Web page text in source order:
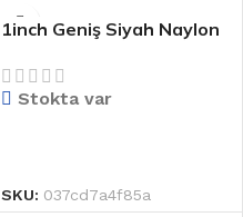
1inch Geniş Siyah Naylon
Polyester
Stokta var
SKU: 037cd7a4f85a